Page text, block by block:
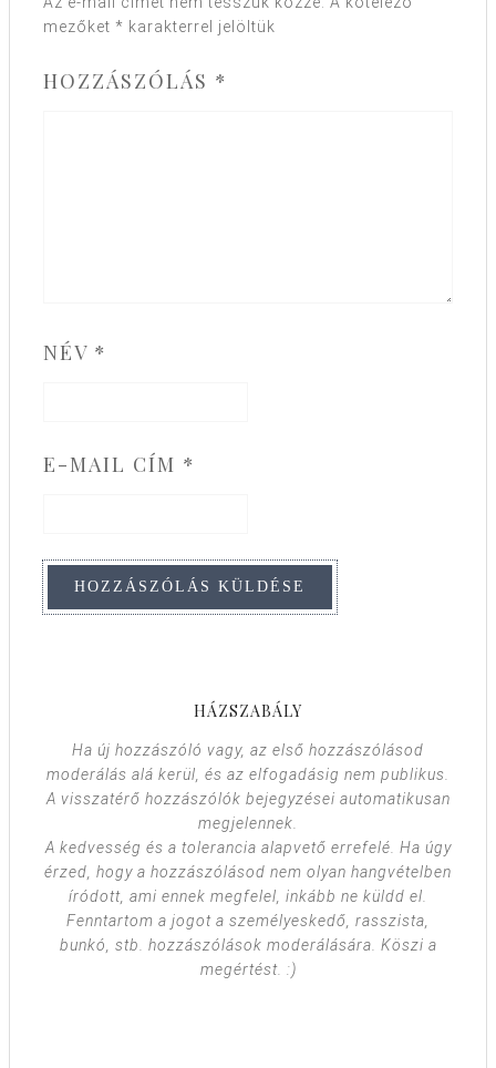
mezőket * karakterrel jelöltük
HOZZÁSZÓLÁS *
NÉV *
E-MAIL CÍM *
HÁZSZABÁLY
Ha új hozzászóló vagy, az első hozzászólásod
moderálás alá kerül, és az elfogadásig nem publikus.
A visszatérő hozzászólók bejegyzései automatikusan
megjelennek.
A kedvesség és a tolerancia alapvető errefelé. Ha úgy
érzed, hogy a hozzászólásod nem olyan hangvételben
íródott, ami ennek megfelel, inkább ne küldd el.
Fenntartom a jogot a személyeskedő, rasszista,
bunkó, stb. hozzászólások moderálására. Köszi a
megértést. :)